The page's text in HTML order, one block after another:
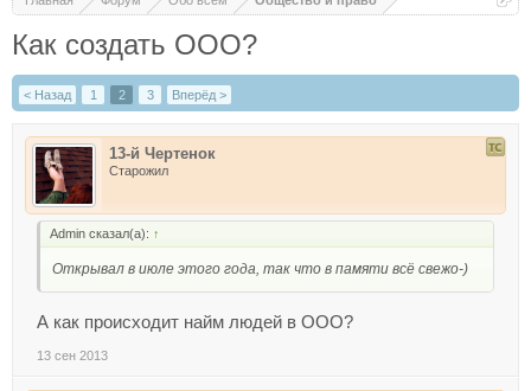
Как создать ООО?
< Назад 1 2 3 Вперёд >
13-й Чертенок
Старожил
Admin сказал(а): ↑
Открывал в июле этого года, так что в памяти всё свежо-)
А как происходит найм людей в ООО?
13 сен 2013